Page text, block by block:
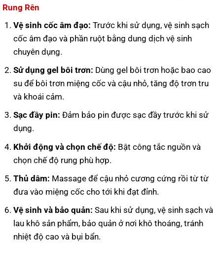
Rung Rên
Vệ sinh cốc âm đạo: Trước khi sử dụng, vệ sinh sạch
cốc âm đạo và phần ruột bằng dung dịch vệ sinh
chuyên dụng.
Sử dụng gel bôi trơn: Dùng gel bôi trơn hoặc bao cao
su để bôi trơn miệng cốc và cậu nhỏ, tăng độ trơn tru
và khoái cảm.
Sạc đầy pin: Đảm bảo pin được sạc đầy trước khi sử
dụng.
Khởi động và chọn chế độ: Bật công tắc nguồn và
chọn chế độ rung phù hợp.
Thủ dâm: Massage để cậu nhỏ cương cứng rồi từ từ
đưa vào miệng cốc cho tới khi đạt đỉnh.
Vệ sinh và bảo quản: Sau khi sử dụng, vệ sinh sạch và
lau khô sản phẩm, bảo quản ở nơi khô thoáng, tránh
nhiệt độ cao và bụi bẩn.